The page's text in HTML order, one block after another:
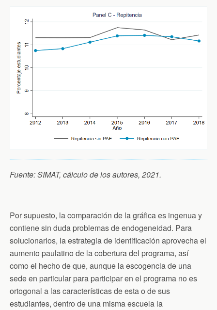
Fuente: SIMAT, cálculo de los autores, 2021.
Por supuesto, la comparación de la gráfica es ingenua y
contiene sin duda problemas de endogeneidad. Para
solucionarlos, la estrategia de identificación aprovecha el
aumento paulatino de la cobertura del programa, así
como el hecho de que, aunque la escogencia de una
sede en particular para participar en el programa no es
ortogonal a las características de esta o de sus
estudiantes, dentro de una misma escuela la